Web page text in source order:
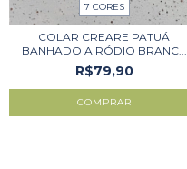
7 CORES
COLAR CREARE PATUÁ
BANHADO A RÓDIO BRANC...
R$79,90
COMPRAR